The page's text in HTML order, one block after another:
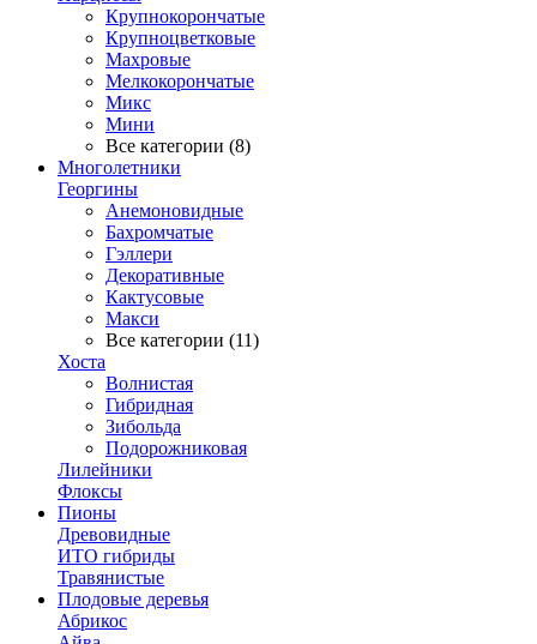
Крупнокорончатые
Крупноцветковые
Махровые
Мелкокорончатые
Микс
Мини
Все категории (8)
Многолетники
Георгины
Анемоновидные
Бахромчатые
Гэллери
Декоративные
Кактусовые
Макси
Все категории (11)
Хоста
Волнистая
Гибридная
Зибольда
Подорожниковая
Лилейники
Флоксы
Пионы
Древовидные
ИТО гибриды
Травянистые
Плодовые деревья
Абрикос